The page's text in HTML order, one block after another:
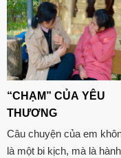
“CHẠM” CỦA YÊU
THƯƠNG
Câu chuyện của em
là một bi kịch, mà là